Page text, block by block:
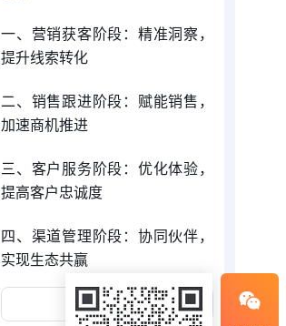
一、营销获客阶段：精准洞察，
提升线索转化
二、销售跟进阶段：赋能销售，
加速商机推进
三、客户服务阶段：优化体验，
提高客户忠诚度
四、渠道管理阶段：协同伙伴，
实现生态共赢
展开更多